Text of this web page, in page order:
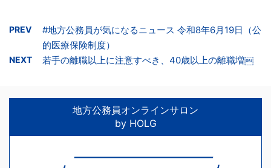
PREV
#地方公務員が気になるニュース 令和8年6月19日（公
的医療保険制度）
NEXT 若手の離職以上に注意すべき、40歳以上の離職増￼
地方公務員オンラインサロン
by HOLG